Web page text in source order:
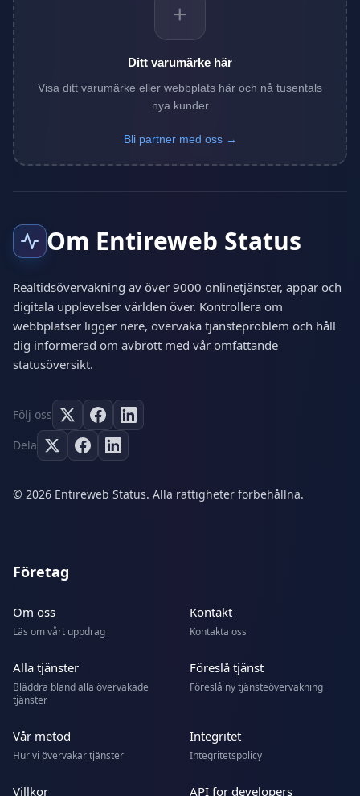
+
Ditt varumärke här
Visa ditt varumärke eller webbplats här och nå tusentals
nya kunder
Bli partner med oss →
Om Entireweb Status
Realtidsövervakning av över 9000 onlinetjänster, appar och
digitala upplevelser världen över. Kontrollera om
webbplatser ligger nere, övervaka tjänsteproblem och håll
dig informerad om avbrott med vår omfattande
statusöversikt.
Följ oss
Dela
© 2026 Entireweb Status. Alla rättigheter förbehållna.
Företag
Om oss
Läs om vårt uppdrag
Kontakt
Kontakta oss
Alla tjänster
Bläddra bland alla övervakade
tjänster
Föreslå tjänst
Föreslå ny tjänsteövervakning
Vår metod
Hur vi övervakar tjänster
Integritet
Integritetspolicy
Villkor API for developers